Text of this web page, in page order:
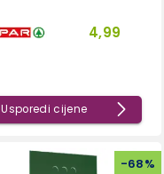
4,99
Usporedi cijene
-68%